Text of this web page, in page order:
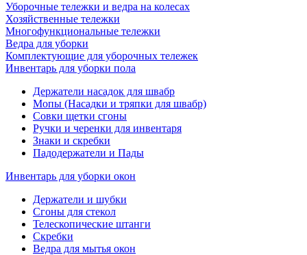
Уборочные тележки и ведра на колесах
Хозяйственные тележки
Многофункциональные тележки
Ведра для уборки
Комплектующие для уборочных тележек
Инвентарь для уборки пола
Держатели насадок для швабр
Мопы (Насадки и тряпки для швабр)
Совки щетки сгоны
Ручки и черенки для инвентаря
Знаки и скребки
Падодержатели и Пады
Инвентарь для уборки окон
Держатели и шубки
Сгоны для стекол
Телескопические штанги
Скребки
Ведра для мытья окон